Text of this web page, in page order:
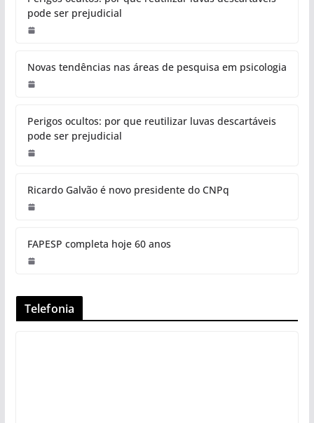
pode ser prejudicial
Novas tendências nas áreas de pesquisa em psicologia
Perigos ocultos: por que reutilizar luvas descartáveis
pode ser prejudicial
Ricardo Galvão é novo presidente do CNPq
FAPESP completa hoje 60 anos
Telefonia